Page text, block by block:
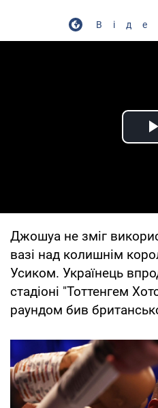
Джошуа не зміг
вазі над колишнім
Усиком. Українець
стадіоні "Тоттенгем
раундом бив